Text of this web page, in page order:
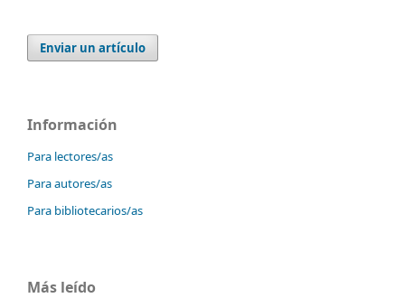
Enviar un artículo
Información
Para lectores/as
Para autores/as
Para bibliotecarios/as
Más leído